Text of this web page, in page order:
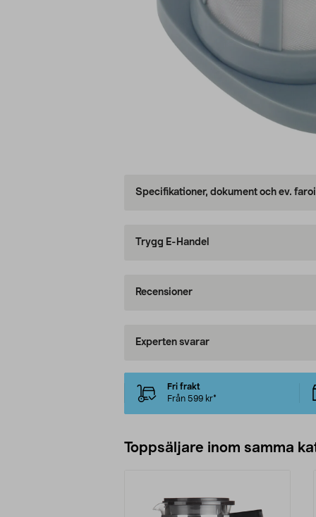
Specifikationer, dokument och ev.
Trygg E-Handel
Recensioner
Experten svarar
Fri frakt
Från 599 kr*
Toppsäljare inom samma